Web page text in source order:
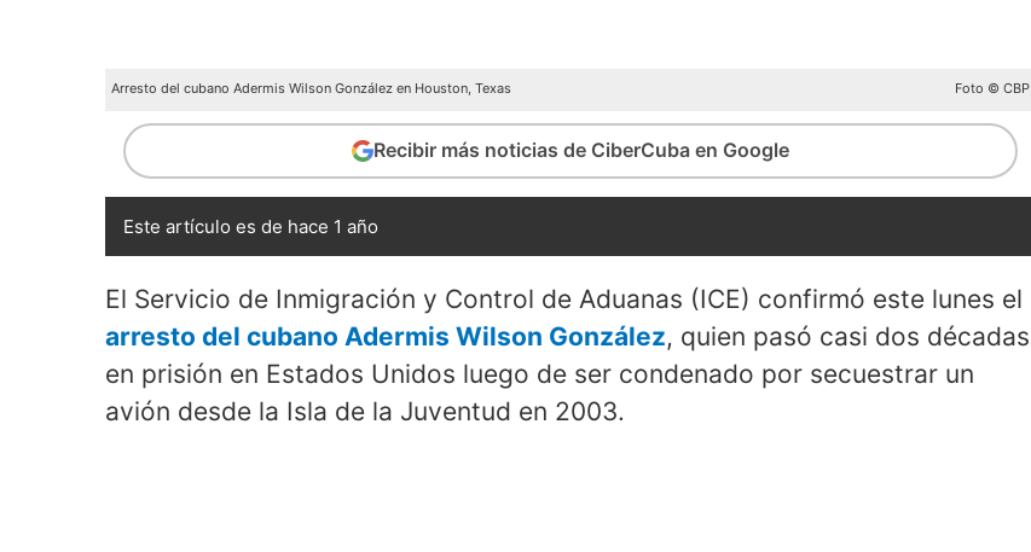
Arresto del cubano Adermis Wilson González en Houston, Texas Foto © CBP
Recibir más noticias de CiberCuba en Google
Este artículo es de hace 1 año
El Servicio de Inmigración y Control de Aduanas (ICE) confirmó este lunes el
arresto del cubano Adermis Wilson González, quien pasó casi dos décadas
en prisión en Estados Unidos luego de ser condenado por secuestrar un
avión desde la Isla de la Juventud en 2003.